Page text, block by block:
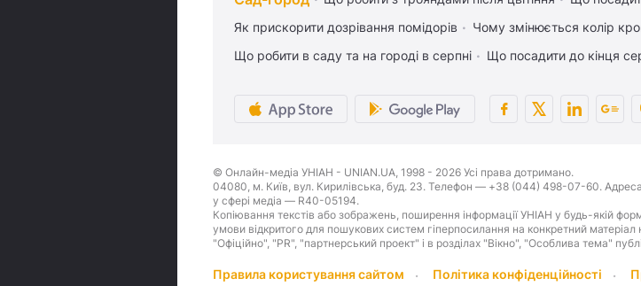
Як прискорити дозрівання помідорів
Чому змінюється колір
Що робити в саду та на городі в серпні
Що посадити до кінця
© Онлайн-медіа УНІАН - UNIAN.UA, 1998 - 2026 Усі права дотримано.
04080, м. Київ, вул. Кирилівська, буд. 23. Телефон — +38 (044) 498-07-60. Адреса
у сфері медіа — R40-05194.
Копіювання текстів або зображень, поширення інформації УНІАН у будь-якій
умови відкритого для пошукових систем гіперпосилання на конкретний
"Офіційно", "PR", "партнерський проект" і в розділах "Вікно", "Особлива тема"
Правила користування сайтом Політика конфіденційності